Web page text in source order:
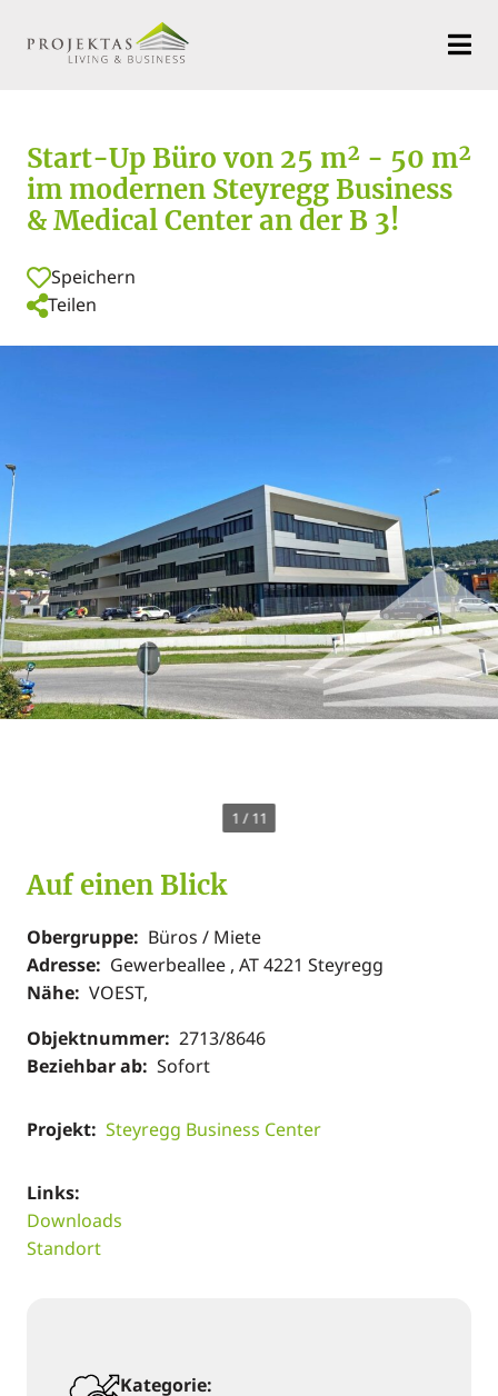
Start-Up Büro von 25 m² - 50 m²
im modernen Steyregg Business
& Medical Center an der B 3!
Speichern
Teilen
1 /11
Auf einen Blick
Obergruppe: Büros / Miete
Adresse: Gewerbeallee , AT 4221 Steyregg
Nähe: VOEST,
Objektnummer: 2713/8646
Beziehbar ab: Sofort
Projekt: Steyregg Business Center
Links:
Downloads
Standort
Kategorie: